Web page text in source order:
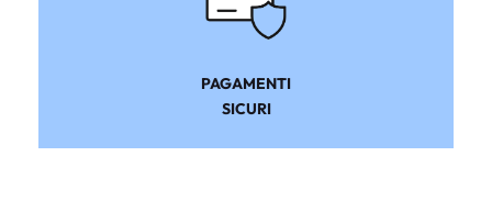
PAGAMENTI
SICURI